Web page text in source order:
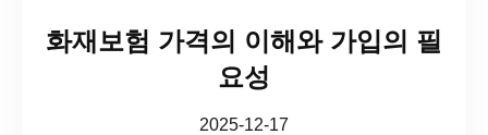
화재보험 가격의 이해와 가입의 필
요성
2025-12-17